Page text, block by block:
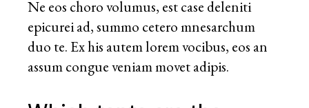
Ne eos choro volumus, est case deleniti
epicurei ad, summo cetero mnesarchum
duo te. Ex his autem lorem vocibus, eos an
assum congue veniam movet adipis.